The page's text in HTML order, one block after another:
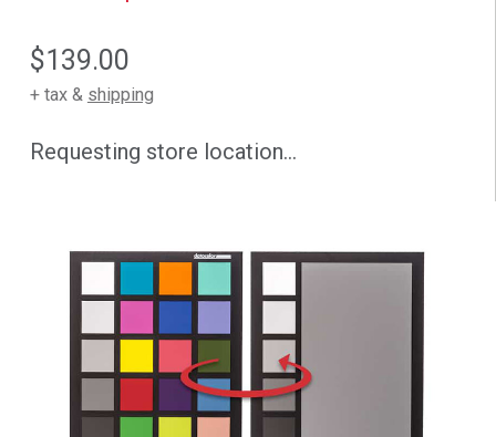
$139.00
+ tax & shipping
Requesting store location...